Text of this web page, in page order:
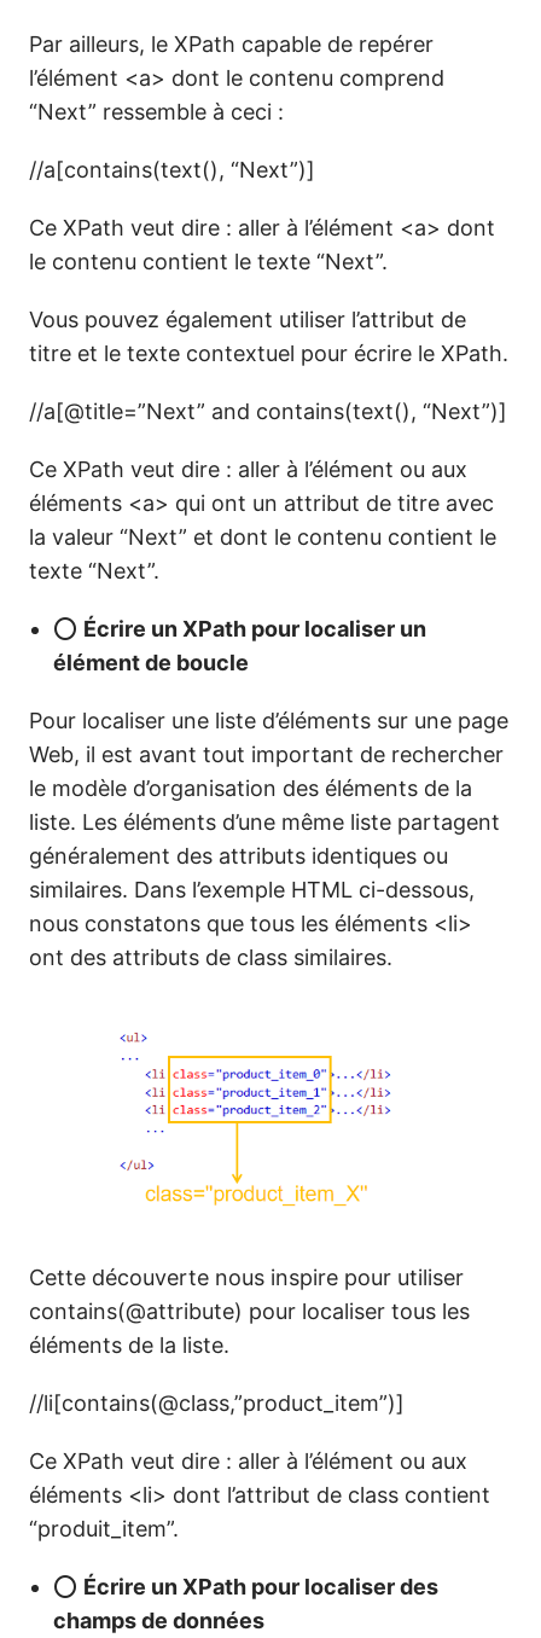
Par ailleurs, le XPath capable de repérer
l’élément <a> dont le contenu comprend
“Next” ressemble à ceci :
//a[contains(text(), “Next”)]
Ce XPath veut dire : aller à l’élément <a> dont
le contenu contient le texte “Next”.
Vous pouvez également utiliser l’attribut de
titre et le texte contextuel pour écrire le XPath.
//a[@title=”Next” and contains(text(), “Next”)]
Ce XPath veut dire : aller à l’élément ou aux
éléments <a> qui ont un attribut de titre avec
la valeur “Next” et dont le contenu contient le
texte “Next”.
⭕ Écrire un XPath pour localiser un
élément de boucle
Pour localiser une liste d’éléments sur une page
Web, il est avant tout important de rechercher
le modèle d’organisation des éléments de la
liste. Les éléments d’une même liste partagent
généralement des attributs identiques ou
similaires. Dans l’exemple HTML ci-dessous,
nous constatons que tous les éléments <li>
ont des attributs de class similaires.
Cette découverte nous inspire pour utiliser
contains(@attribute) pour localiser tous les
éléments de la liste.
//li[contains(@class,”product_item”)]
Ce XPath veut dire : aller à l’élément ou aux
éléments <li> dont l’attribut de class contient
“produit_item”.
⭕ Écrire un XPath pour localiser des
champs de données